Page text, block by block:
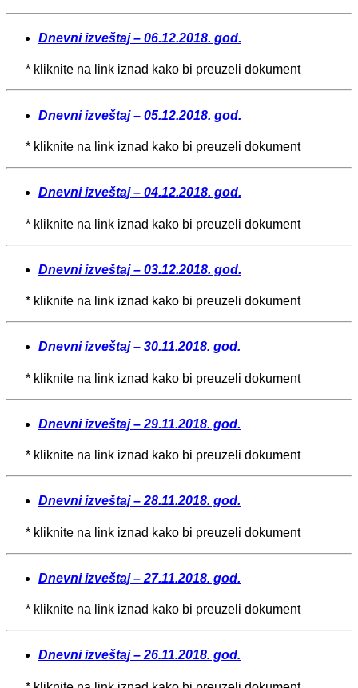
Dnevni izveštaj – 06.12.2018. god.
* kliknite na link iznad kako bi preuzeli dokument
Dnevni izveštaj – 05.12.2018. god.
* kliknite na link iznad kako bi preuzeli dokument
Dnevni izveštaj – 04.12.2018. god.
* kliknite na link iznad kako bi preuzeli dokument
Dnevni izveštaj – 03.12.2018. god.
* kliknite na link iznad kako bi preuzeli dokument
Dnevni izveštaj – 30.11.2018. god.
* kliknite na link iznad kako bi preuzeli dokument
Dnevni izveštaj – 29.11.2018. god.
* kliknite na link iznad kako bi preuzeli dokument
Dnevni izveštaj – 28.11.2018. god.
* kliknite na link iznad kako bi preuzeli dokument
Dnevni izveštaj – 27.11.2018. god.
* kliknite na link iznad kako bi preuzeli dokument
Dnevni izveštaj – 26.11.2018. god.